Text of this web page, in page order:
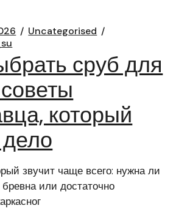
Uncategorised
сруб для
который
звучит чаще всего: нужна ли
или достаточно